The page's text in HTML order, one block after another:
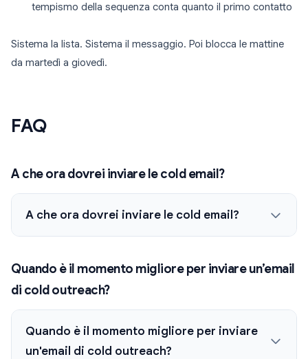
tempismo della sequenza conta quanto il primo contatto
Sistema la lista. Sistema il messaggio. Poi blocca le mattine
da martedì a giovedì.
FAQ
A che ora dovrei inviare le cold email?
A che ora dovrei inviare le cold email?
Quando è il momento migliore per inviare un’email
di cold outreach?
Quando è il momento migliore per inviare
un'email di cold outreach?